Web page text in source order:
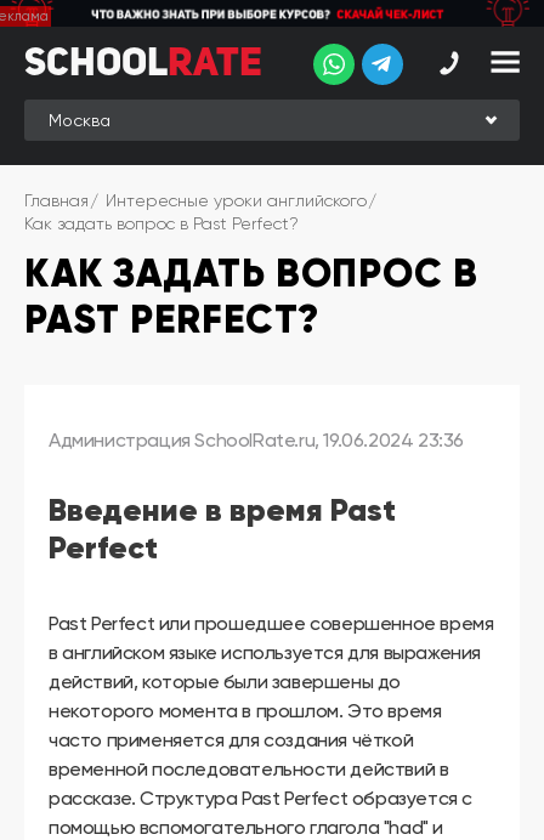
School
Rate
Рейтинг
Online-
рейтинг
Отзывы
студентов
Обзоры
английского
Выбрать
другой
язык
Москва
Выбрать
Личный
кабинет
школы
SchoolRate
Главная
Интересные уроки английского
Как задать вопрос в Past Perfect?
КАК ЗАДАТЬ ВОПРОС В
PAST PERFECT?
Администрация SchoolRate.ru,19.06.2024 23:36
Введение в время Past
Perfect
Past Perfect или прошедшее совершенное время
в английском языке используется для выражения
действий, которые были завершены до
некоторого момента в прошлом. Это время
часто применяется для создания чёткой
временной последовательности действий в
рассказе. Структура Past Perfect образуется с
помощью вспомогательного глагола "had" и